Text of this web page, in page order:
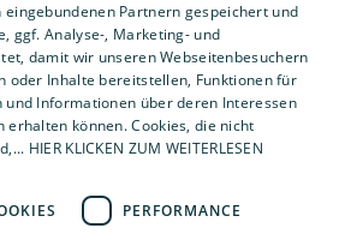
eingebundenen Partnern gespeichert und
ggf. Analyse-, Marketing- und
damit wir unseren Webseitenbesuchern
oder Inhalte bereitstellen, Funktionen für
Informationen über deren Interessen
erhalten können. Cookies, die nicht
HIER KLICKEN ZUM WEITERLESEN
PERFORMANCE